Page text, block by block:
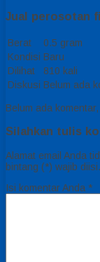
Jual perosotan
Berat
0.5 gram
Kondisi Baru
Dilihat
810 kali
Diskusi Belum ada
Belum ada
Silahkan tulis
Alamat email Anda
bintang (*) wajib diisi.
Isi komentar Anda *